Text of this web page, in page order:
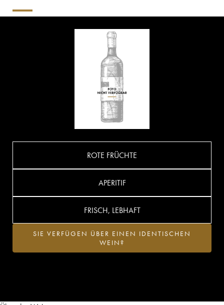
ROTE FRÜCHTE
APERITIF
FRISCH, LEBHAFT
SIE VERFÜGEN ÜBER EINEN IDENTISCHEN
WEIN?